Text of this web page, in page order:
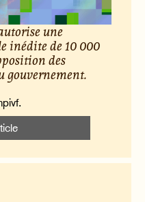
une
inédite de 10 000
des
gouvernement.